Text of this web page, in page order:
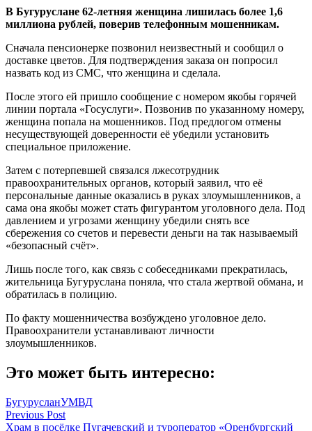
В Бугуруслане 62-летняя женщина лишилась более 1,6
миллиона рублей, поверив телефонным мошенникам.
Сначала пенсионерке позвонил неизвестный и сообщил о
доставке цветов. Для подтверждения заказа он попросил
назвать код из СМС, что женщина и сделала.
После этого ей пришло сообщение с номером якобы горячей
линии портала «Госуслуги». Позвонив по указанному номеру,
женщина попала на мошенников. Под предлогом отмены
несуществующей доверенности её убедили установить
специальное приложение.
Затем с потерпевшей связался лжесотрудник
правоохранительных органов, который заявил, что её
персональные данные оказались в руках злоумышленников, а
сама она якобы может стать фигурантом уголовного дела. Под
давлением и угрозами женщину убедили снять все
сбережения со счетов и перевести деньги на так называемый
«безопасный счёт».
Лишь после того, как связь с собеседниками прекратилась,
жительница Бугуруслана поняла, что стала жертвой обмана, и
обратилась в полицию.
По факту мошенничества возбуждено уголовное дело.
Правоохранители устанавливают личности
злоумышленников.
Это может быть интересно:
БугурусланУМВД
Навигация
Previous Post
Храм в посёлке Пугачевский и туроператор «Оренбургский